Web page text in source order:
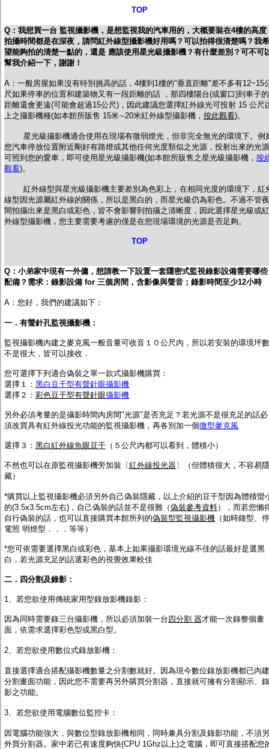
TOP
Q： 我想買一台 監視攝影機，是想監視我的汽車用的，大概要裝在4樓的高度
拍攝時間都是在深夜，請問紅外線型攝影機好用嗎？可以拍得很清楚嗎？我希
望能夠拍的清楚一點的，還是 應該使用星光級攝影機？有什麼差別？可不可
幫我介紹一下，謝謝！
A：一般房屋如果沒有特別挑高的話，4樓到1樓的"垂直距離"差不多有12~15
尺如果停車的位置和建築物又有一段距離的話 ，那四樓陽台(或窗口)到車子的
距離還會更遠(可能會超過15公尺)，因此建議您選擇紅外線光可投射 15 公尺
上之攝影機種(如本館所販售 15米∼20米紅外線型攝影機， 按此觀看)。
星光級攝影機適合使用在現場有微弱燈光，但非完全無光的環境下。例
您汽車停放位置附近剛好有路燈或其他任何光度類似之光源，投射出來的光源
可照到您的愛車，即可使用星光級攝影機(如本館所販售之星光級攝影機， 按
觀看)。
紅外線型與星光級攝影機主要差別為色彩上，在相同光度的環境下，紅
線型因光源屬紅外線的關係，所以是黑白的，而星光級仍為彩色。不過不管夜
間拍攝出來是黑白或彩色，皆不會影響到拍攝之清晰度，因此選擇星光級或紅
外線型攝影機，您主要需要考慮的僅是在您現場環境的光源是否足夠。
TOP
Q： 小弟家中現有一外傭，想請教一下設置一套隱密式監視錄影設備需要哪些
配備？需求：錄影設備 for 三個房間，含影像與聲音；錄影時間至少12小時
A：您好，我們的建議如下：
一．有聲針孔監視攝影機：
監視攝影機內建之麥克風一般音量可收音１０公尺內，所以若安裝的環境坪數
不是很大，皆可以接收．
您可選擇下列適合偽裝之單一款式攝影機購買：
選擇１： 黑白豆干型有聲針眼攝影機
選擇２： 彩色豆干型有聲針眼攝影機
另外必須考量的是攝影時間內房間"光源"是否充足？若光源不是很充足的話必
須改買具有紅外線投光功能的監視攝影機，再各別加一個微型麥克風
選擇３： 黑白紅外線魚眼豆干 （５公尺內都可以看到，體積小）
不然也可以在原監視攝影機旁加裝〔紅外線投光器〕（但體積很大，不容易隱
藏）
*購買以上監視攝影機必須另外自己偽裝隱藏，以上介紹的豆干型因為體積蠻
的(3.5x3.5cm左右)，自己偽裝的話並不是很難（偽裝參考資料），而若您懶
自行偽裝的話，也可以直接購買本館所列的偽裝型監視攝影機 （如時鐘型、停
電照 明燈型．．．等等）
*您可依需要選擇黑白或彩色，基本上如果攝影環境光線不佳的話最好是選黑
白，若光源充足的話選彩色的視覺效果較佳
二．四分割及錄影：
1、若您欲使用傳統家用型錄放影機錄影 ：
因為同時需要錄三台攝影機，所以必須加裝一台四分割 器才能一次錄整個畫
面，依需求選擇彩色型或黑白型。
2、若您欲使用數位式錄放影機 ：
直接選擇適合搭配攝影機數量之分割數就好。因為現今數位錄放影機都已內建
分割畫面功能，因此您不需要再另外購買分割器，直接就可擁有分割顯示、錄
影之功能。
3、若您欲使用電腦數位監控卡 ：
因電腦功能強大，與數位型錄放影機相同，同時兼具分割及錄影功能，不須另
外買分割器。家中若已有速度夠快(CPU 1Ghz以上)之電腦，即可直接搭配您